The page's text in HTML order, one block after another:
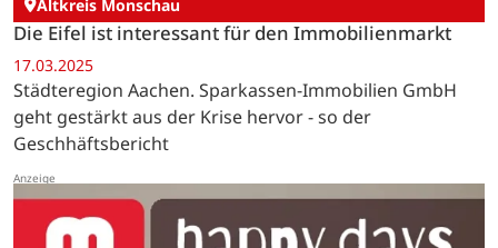
Altkreis Monschau
Die Eifel ist interessant für den Immobilienmarkt
17.03.2025
Städteregion Aachen. Sparkassen-Immobilien GmbH
geht gestärkt aus der Krise hervor - so der
Geschhäftsbericht